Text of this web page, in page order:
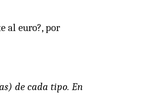
al euro?, por
de cada tipo. En